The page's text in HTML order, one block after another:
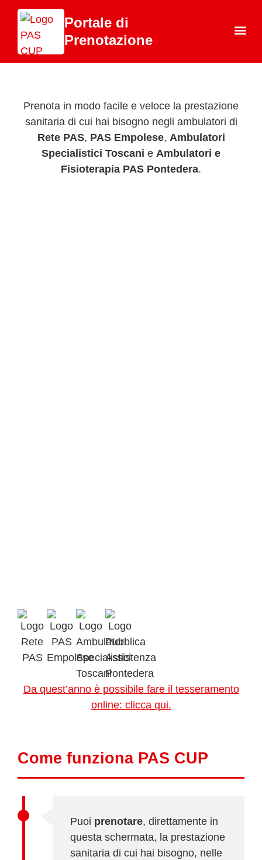
Portale di
Prenotazione
Prenota in modo facile e veloce la prestazione
sanitaria di cui hai bisogno negli ambulatori di
Rete PAS, PAS Empolese, Ambulatori
Specialistici Toscani e Ambulatori e
Fisioterapia PAS Pontedera.
Da quest’anno è possibile fare il tesseramento
online: clicca qui.
Come funziona PAS CUP
Puoi prenotare, direttamente in
questa schermata, la prestazione
sanitaria di cui hai bisogno, nelle